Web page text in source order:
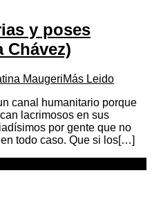
y poses
Chávez)
MaugeriMás Leido
canal humanitario porque
lacrimosos en sus
por gente que no
todo caso. Que si los[…]